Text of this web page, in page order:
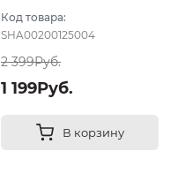
Код товара:
SHA00200125004
2 399Руб.
1 199Руб.
В корзину